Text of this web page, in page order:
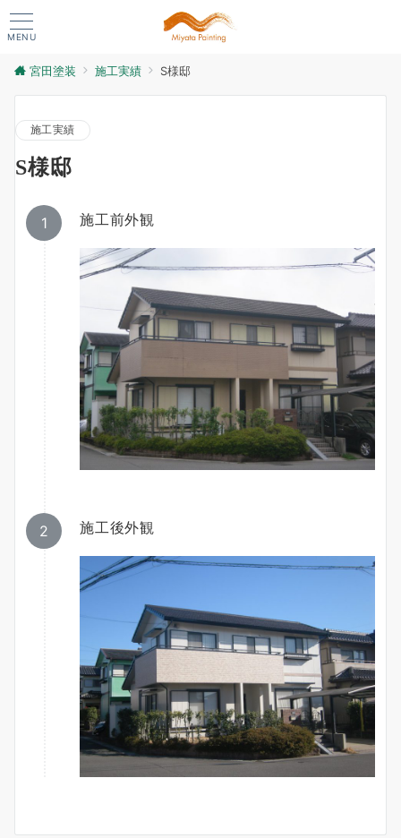
MENU
宮田塗装 施工実績 S様邸
施工実績
S様邸
施工前外観
施工後外観